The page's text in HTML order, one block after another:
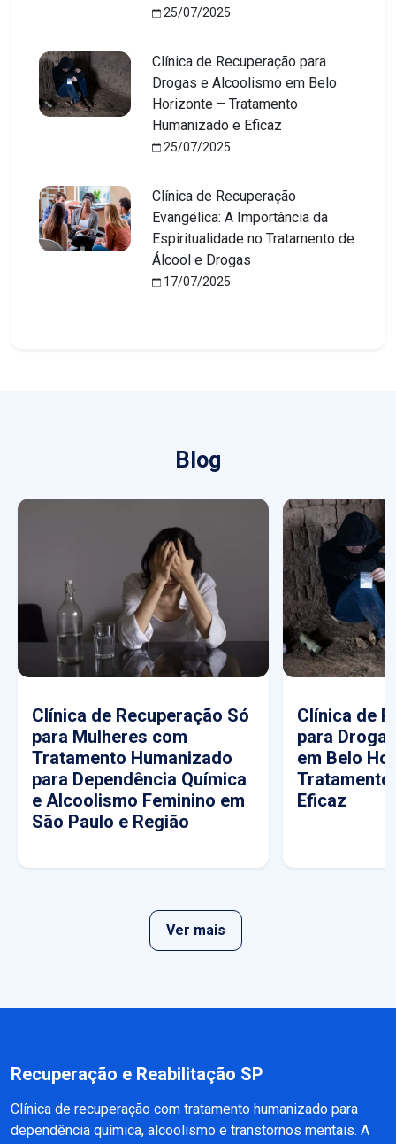
25/07/2025
Clínica de Recuperação para
Drogas e Alcoolismo em Belo
Horizonte – Tratamento
Humanizado e Eficaz
25/07/2025
Clínica de Recuperação
Evangélica: A Importância da
Espiritualidade no Tratamento de
Álcool e Drogas
17/07/2025
Blog
Clínica de Recuperação Só
para Mulheres com
Tratamento Humanizado
para Dependência Química
e Alcoolismo Feminino em
São Paulo e Região
Clínica de
para
em Belo
Tratamento
Eficaz
Ver mais
Recuperação e Reabilitação SP
Clínica de recuperação com tratamento humanizado para
dependência química, alcoolismo e transtornos mentais. A